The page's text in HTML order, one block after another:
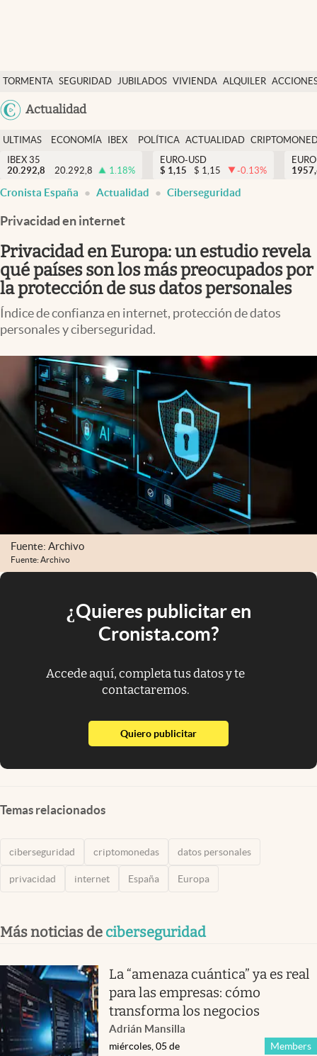
TORMENTA SEGURIDAD JUBILADOS VIVIENDA ALQUILER
Actualidad
Economía y finanzas
Política
Actualidad
Criptomonedas
España
ULTIMAS
NOTICIAS
ECONOMÍA
FINANZAS
IBEX
EURO
POLÍTICA ACTUALIDAD
IBEX 35
20.292,8
20.292,8 1.18%
EURO-USD
$ 1,15 $ 1,15 -0.13%
Cronista España Actualidad Ciberseguridad
Privacidad en internet
Privacidad en Europa: un estudio revela
qué países son los más preocupados por
la protección de sus datos personales
Índice de confianza en internet, protección de datos
personales y ciberseguridad.
Fuente: Archivo
Fuente: Archivo
¿Quieres publicitar en
Cronista.com?
Accede aquí, completa tus datos y te
contactaremos.
Quiero publicitarabre en nueva pestaña
Temas relacionados
ciberseguridad criptomonedas datos personales
privacidad internet España Europa
Más noticias de ciberseguridad
La “amenaza cuántica” ya es real
para las empresas: cómo
transforma los negocios
Adrián Mansilla
Members
miércoles, 05 de